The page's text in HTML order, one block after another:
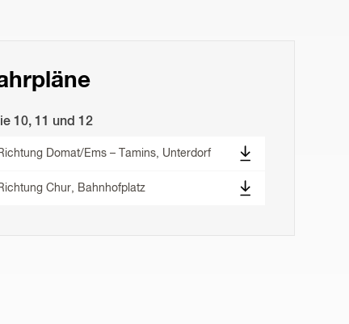
10, 11 und 12
Domat/Ems – Tamins, Unterdorf
Chur, Bahnhofplatz